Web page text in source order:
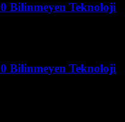
Bilinmeyen Teknoloji
Bilinmeyen Teknoloji